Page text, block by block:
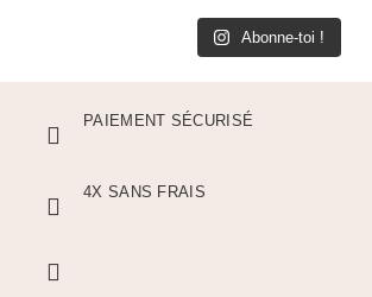
Abonne-toi !
PAIEMENT SÉCURISÉ
4X SANS FRAIS